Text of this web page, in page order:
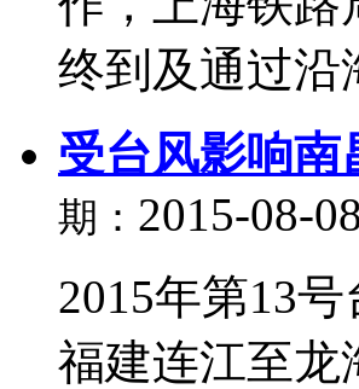
终到及通过沿
受台风影响南
期： 2015-08-
2015年第13
福建连江至龙